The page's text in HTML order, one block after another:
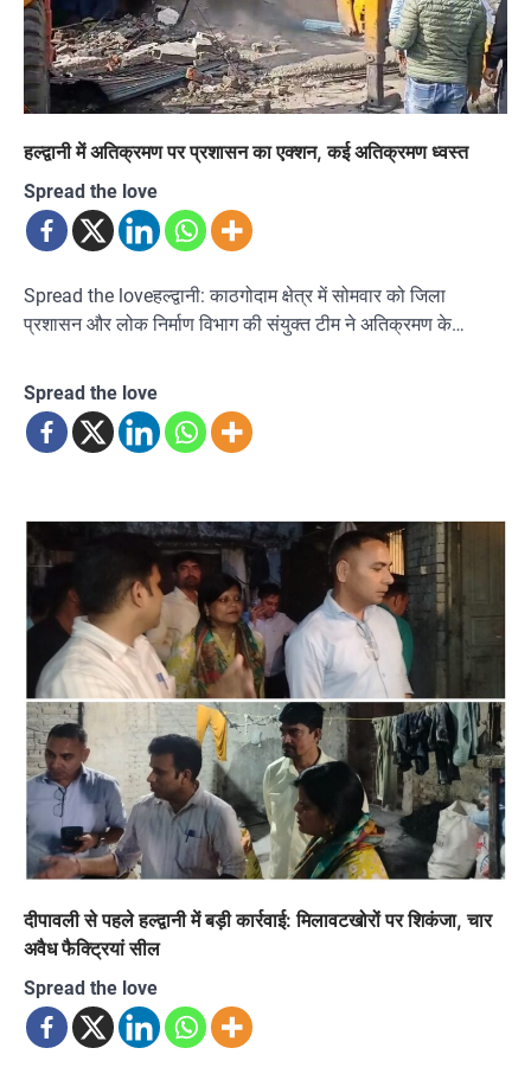
हल्द्वानी में अतिक्रमण पर प्रशासन का एक्शन, कई अतिक्रमण ध्वस्त
Spread the love
Spread the loveहल्द्वानी: काठगोदाम क्षेत्र में सोमवार को जिला
प्रशासन और लोक निर्माण विभाग की संयुक्त टीम ने अतिक्रमण के…
Spread the love
दीपावली से पहले हल्द्वानी में बड़ी कार्रवाई: मिलावटखोरों पर शिकंजा, चार
अवैध फैक्ट्रियां सील
Spread the love